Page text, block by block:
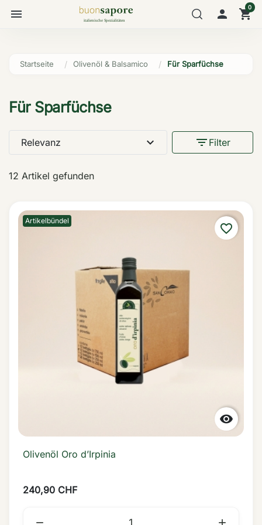
menu  shopping_cart
0
Startseite Olivenöl & Balsamico Für Sparfüchse
Für Sparfüchse
12 Artikel gefunden
Relevanz expand_more filter_list Filter
Artikelbündel

favorite_border
Olivenöl Oro d’Irpinia
240,90 CHF
 